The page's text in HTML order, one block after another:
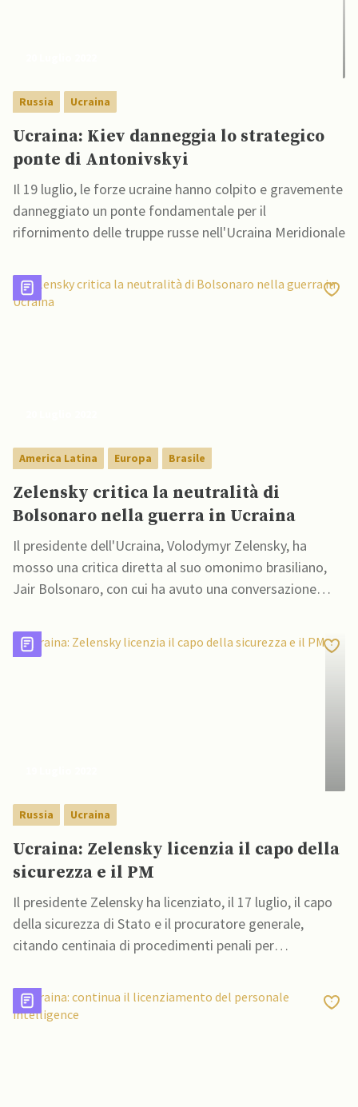
Russia Ucraina
Ucraina: Kiev danneggia lo strategico
ponte di Antonivskyi
Il 19 luglio, le forze ucraine hanno colpito e gravemente
danneggiato un ponte fondamentale per il
rifornimento delle truppe russe nell'Ucraina Meridionale
America Latina Europa Brasile
Zelensky critica la neutralità di
Bolsonaro nella guerra in Ucraina
Il presidente dell'Ucraina, Volodymyr Zelensky, ha
mosso una critica diretta al suo omonimo brasiliano,
Jair Bolsonaro, con cui ha avuto una conversazione
Russia Ucraina
Ucraina: Zelensky licenzia il capo della
sicurezza e il PM
Il presidente Zelensky ha licenziato, il 17 luglio, il capo
della sicurezza di Stato e il procuratore generale,
citando centinaia di procedimenti penali per